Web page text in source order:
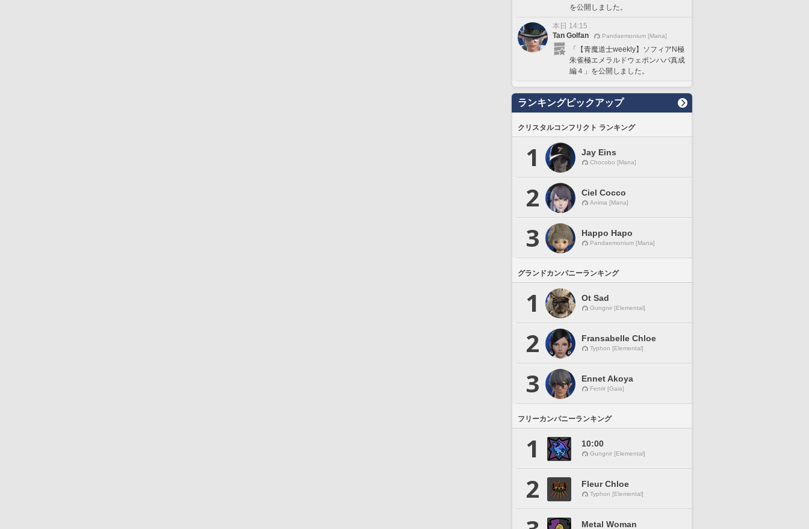
を公開しました。
本日 14:15
Tan Golfan
Pandaemonium [Mana]
「【青魔道士weekly】ソフィアN極
朱雀極エメラルドウェポンハバ真成
編４」を公開しました。
ランキングピックアップ
クリスタルコンフリクト ランキング
1 Jay Eins
Chocobo [Mana]
2 Ciel Cocco
Anima [Mana]
3 Happo Hapo
Pandaemonium [Mana]
グランドカンパニーランキング
1 Ot Sad
Gungnir [Elemental]
2 Fransabelle Chloe
Typhon [Elemental]
3 Ennet Akoya
Fenrir [Gaia]
フリーカンパニーランキング
1 10:00
Gungnir [Elemental]
2 Fleur Chloe
Typhon [Elemental]
Metal Woman